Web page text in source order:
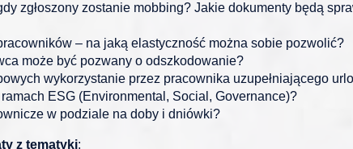
zgłoszony zostanie mobbing? Jakie dokumenty będą
– na jaką elastyczność można sobie pozwolić?
może być pozwany o odszkodowanie?
wykorzystanie przez pracownika uzupełniającego
ESG (Environmental, Social, Governance)?
w podziale na doby i dniówki?
z tematyki: